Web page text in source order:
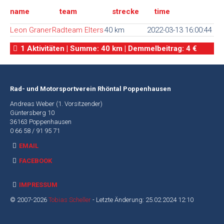
Alte
Webseite
name team strecke time
Leon GranerRadteam Elters40 km 2022-03-13 16:00:44
1 Aktivitäten | Summe: 40 km | Demmelbeitrag: 4 €
Rad- und Motorsportverein Rhöntal Poppenhausen
Andreas Weber (1. Vorsitzender)
Güntersberg 10
36163 Poppenhausen
0 66 58 / 91 95 71
EMAIL
FACEBOOK
IMPRESSUM
© 2007-2026 Tobias Scheller - Letzte Änderung: 25.02.2024 12:10